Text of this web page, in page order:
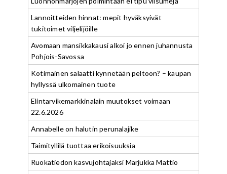
Lannoitteiden hinnat: mepit hyväksyivät
tukitoimet viljelijöille
Avomaan mansikkakausi alkoi jo ennen juhannusta
Pohjois-Savossa
Kotimainen salaatti kynnetään peltoon? – kaupan
hyllyssä ulkomainen tuote
Elintarvikemarkkinalain muutokset voimaan
22.6.2026
Annabelle on halutin perunalajike
Taimityllilä tuottaa erikoisuuksia
Ruokatiedon kasvujohtajaksi Marjukka Mattio